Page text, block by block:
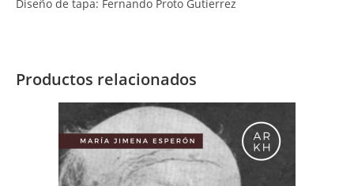
Diseño de tapa: Fernando Proto Gutierrez
Productos relacionados